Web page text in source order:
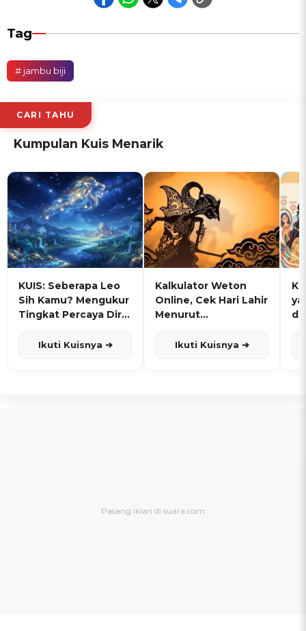
Tag
# jambu biji
CARI TAHU
Kumpulan Kuis Menarik
KUIS: Seberapa Leo
Sih Kamu? Mengukur
Tingkat Percaya Diri
Ikuti Kuisnya ➔
Kalkulator Weton
Online, Cek Hari Lahir
Menurut
Ikuti Kuisnya ➔